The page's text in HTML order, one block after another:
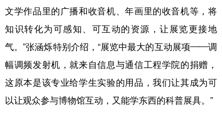
文学作品里的广播和收音机、年画里的收音机等，将
知识转化为可感知、可互动的资源，让展览更接地
气。”张涵烁特别介绍，“展览中最大的互动展项——调
幅调频发射机，就来自信息与通信工程学院的捐赠，
这原本是该专业给学生实验的用品，我们让其成为可
以让观众参与博物馆互动，又能学东西的科普展具。”